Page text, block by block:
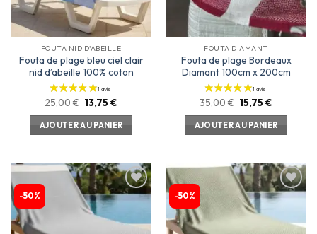
FOUTA NID D'ABEILLE
Fouta de plage bleu ciel clair
nid d’abeille 100% coton
25,00€ 13,75€
AJOUTER AU PANIER
FOUTA DIAMANT
Fouta de plage Bordeaux
Diamant 100cm x 200cm
35,00€ 15,75€
AJOUTER AU PANIER
-50%
Ajouter
d’envies
-50%
Ajouter
liste
d’envies